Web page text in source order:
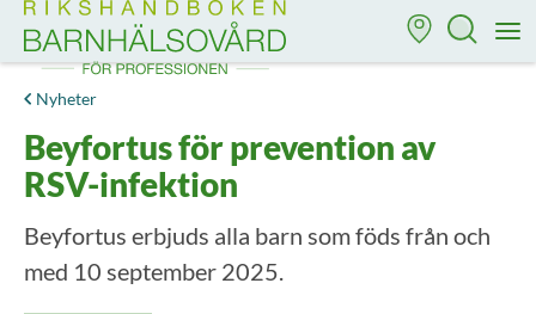
Till startsidan för Rikshandboken i barnhälsovård
Nyheter
Beyfortus för prevention av
RSV-infektion
Beyfortus erbjuds alla barn som föds från och
med 10 september 2025.